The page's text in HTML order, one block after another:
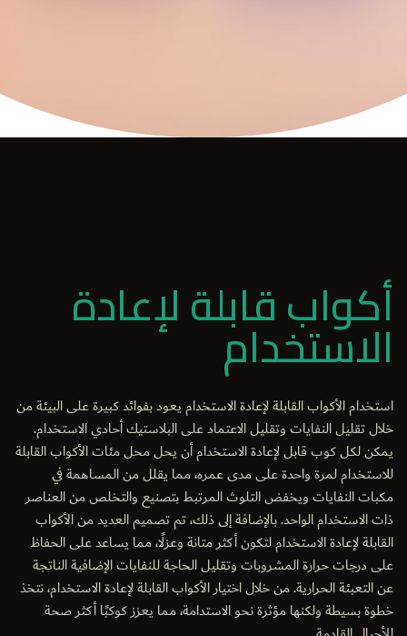
أكواب قابلة لإعادة
الاستخدام
استخدام الأكواب القابلة لإعادة الاستخدام يعود بفوائد كبيرة على البيئة من
خلال تقليل النفايات وتقليل الاعتماد على البلاستيك أحادي الاستخدام.
يمكن لكل كوب قابل لإعادة الاستخدام أن يحل محل مئات الأكواب القابلة
للاستخدام لمرة واحدة على مدى عمره، مما يقلل من المساهمة في
مكبات النفايات ويخفض التلوث المرتبط بتصنيع والتخلص من العناصر
ذات الاستخدام الواحد. بالإضافة إلى ذلك، تم تصميم العديد من الأكواب
القابلة لإعادة الاستخدام لتكون أكثر متانة وعزلًا، مما يساعد على الحفاظ
على درجات حرارة المشروبات وتقليل الحاجة للنفايات الإضافية الناتجة
عن التعبئة الحرارية. من خلال اختيار الأكواب القابلة لإعادة الاستخدام، نتخذ
خطوة بسيطة ولكنها مؤثرة نحو الاستدامة، مما يعزز كوكبًا أكثر صحة